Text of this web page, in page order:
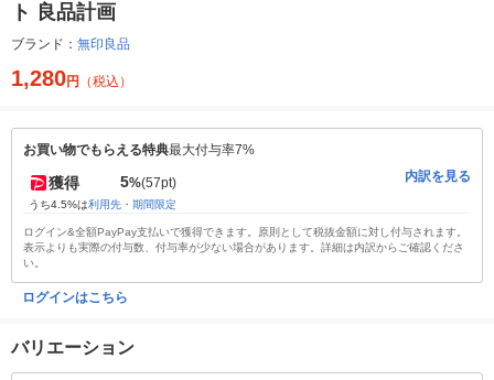
ト 良品計画
ブランド： 無印良品
1,280円 （税込）
お買い物でもらえる特典最大付与率7%
獲得 5%(57pt)
うち4.5%は利用先・期間限定
内訳を見る
ログイン&全額PayPay支払いで獲得できます。原則として税抜金額に対し付与されます。
表示よりも実際の付与数、付与率が少ない場合があります。詳細は内訳からご確認くださ
い。
ログインはこちら
バリエーション